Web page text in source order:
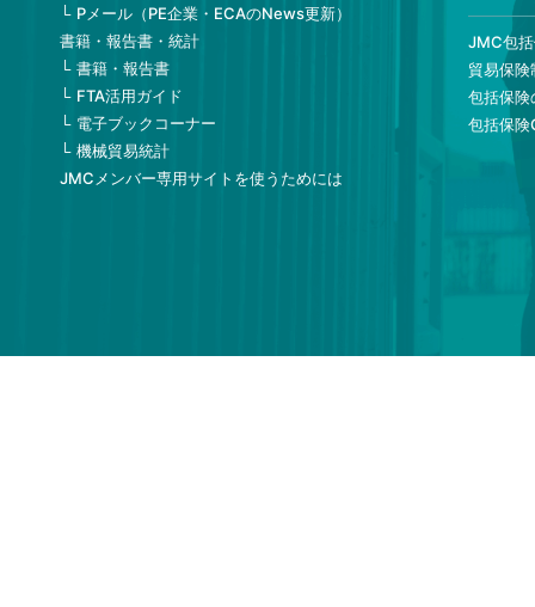
Pメール（PE企業・ECAのNews更新）
書籍・報告書・統計
書籍・報告書
FTA活用ガイド
電子ブックコーナー
機械貿易統計
JMCメンバー専用サイトを使うためには
JMC包
貿易保険
包括保険
包括保険